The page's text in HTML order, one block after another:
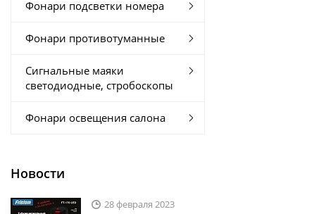
Фонари подсветки номера
Фонари противотуманные
Сигнальные маяки
светодиодные, стробоскопы
Фонари освещения салона
Новости
28 февраля 2023